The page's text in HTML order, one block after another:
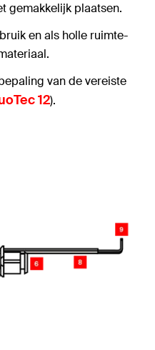
gemakkelijk plaatsen.
en als holle ruimte-
van de vereiste
12).